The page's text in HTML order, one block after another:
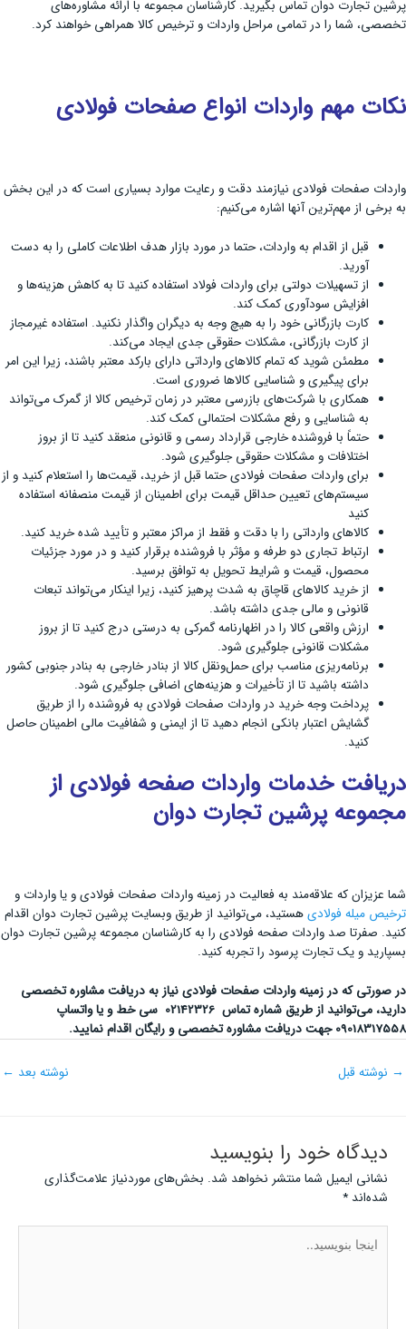
پرشین تجارت دوان تماس بگیرید. کارشناسان مجموعه با ارائه مشاوره‌های
تخصصی، شما را در تمامی مراحل واردات و ترخیص کالا همراهی خواهند کرد.
نکات مهم واردات انواع صفحات فولادی
واردات صفحات فولادی نیازمند دقت و رعایت موارد بسیاری است که در این بخش
به برخی از مهم‌ترین آنها اشاره می‌کنیم:
قبل از اقدام به واردات، حتما در مورد بازار هدف اطلاعات کاملی را به دست
آورید.
از تسهیلات دولتی برای واردات فولاد استفاده کنید تا به کاهش هزینه‌ها و
افزایش سودآوری کمک کند.
کارت بازرگانی خود را به هیچ وجه به دیگران واگذار نکنید. استفاده غیرمجاز
از کارت بازرگانی، مشکلات حقوقی جدی ایجاد می‌کند.
مطمئن شوید که تمام کالاهای وارداتی دارای بارکد معتبر باشند، زیرا این امر
برای پیگیری و شناسایی کالاها ضروری است.
همکاری با شرکت‌های بازرسی معتبر در زمان ترخیص کالا از گمرک می‌تواند
به شناسایی و رفع مشکلات احتمالی کمک کند.
حتماً با فروشنده خارجی قرارداد رسمی و قانونی منعقد کنید تا از بروز
اختلافات و مشکلات حقوقی جلوگیری شود.
برای واردات صفحات فولادی حتما قبل از خرید، قیمت‌ها را استعلام کنید و از
سیستم‌های تعیین حداقل قیمت برای اطمینان از قیمت منصفانه استفاده
کنید
کالاهای وارداتی را با دقت و فقط از مراکز معتبر و تأیید شده خرید کنید.
ارتباط تجاری دو طرفه و مؤثر با فروشنده برقرار کنید و در مورد جزئیات
محصول، قیمت و شرایط تحویل به توافق برسید.
از خرید کالاهای قاچاق به شدت پرهیز کنید، زیرا اینکار می‌تواند تبعات
قانونی و مالی جدی داشته باشد.
ارزش واقعی کالا را در اظهارنامه گمرکی به درستی درج کنید تا از بروز
مشکلات قانونی جلوگیری شود.
برنامه‌ریزی مناسب برای حمل‌ونقل کالا از بنادر خارجی به بنادر جنوبی کشور
داشته باشید تا از تأخیرات و هزینه‌های اضافی جلوگیری شود.
پرداخت وجه خرید در واردات صفحات فولادی به فروشنده را از طریق
گشایش اعتبار بانکی انجام دهید تا از ایمنی و شفافیت مالی اطمینان حاصل
کنید.
دریافت خدمات واردات صفحه فولادی از
مجموعه پرشین تجارت دوان
شما عزیزان که علاقه‌مند به فعالیت در زمینه واردات صفحات فولادی و یا واردات و
ترخیص میله فولادیهستید، می‌توانید از طریق وبسایت پرشین تجارت دوان اقدام
کنید. صفرتا صد واردات صفحه فولادی را به کارشناسان مجموعه پرشین تجارت دوان
بسپارید و یک تجارت پرسود را تجربه کنید.
در صورتی که در زمینه واردات صفحات فولادی نیاز به دریافت مشاوره تخصصی
دارید، می‌توانید از طریق شماره تماس 02142326 سی خط و یا واتساپ
09018317558 جهت دریافت مشاوره تخصصی و رایگان اقدام نمایید.
→ نوشته قبل نوشته بعد ←
دیدگاه‌ خود را بنویسید
نشانی ایمیل شما منتشر نخواهد شد. بخش‌های موردنیاز علامت‌گذاری
شده‌اند*
بنویسید..